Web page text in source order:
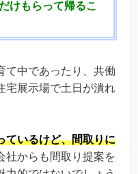
けもらって帰るこ
て中であったり、共働
宅展示場で土日が潰れ
ているけど、間取りに
社からも間取り提案を